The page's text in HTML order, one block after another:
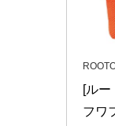
[ル
フワ